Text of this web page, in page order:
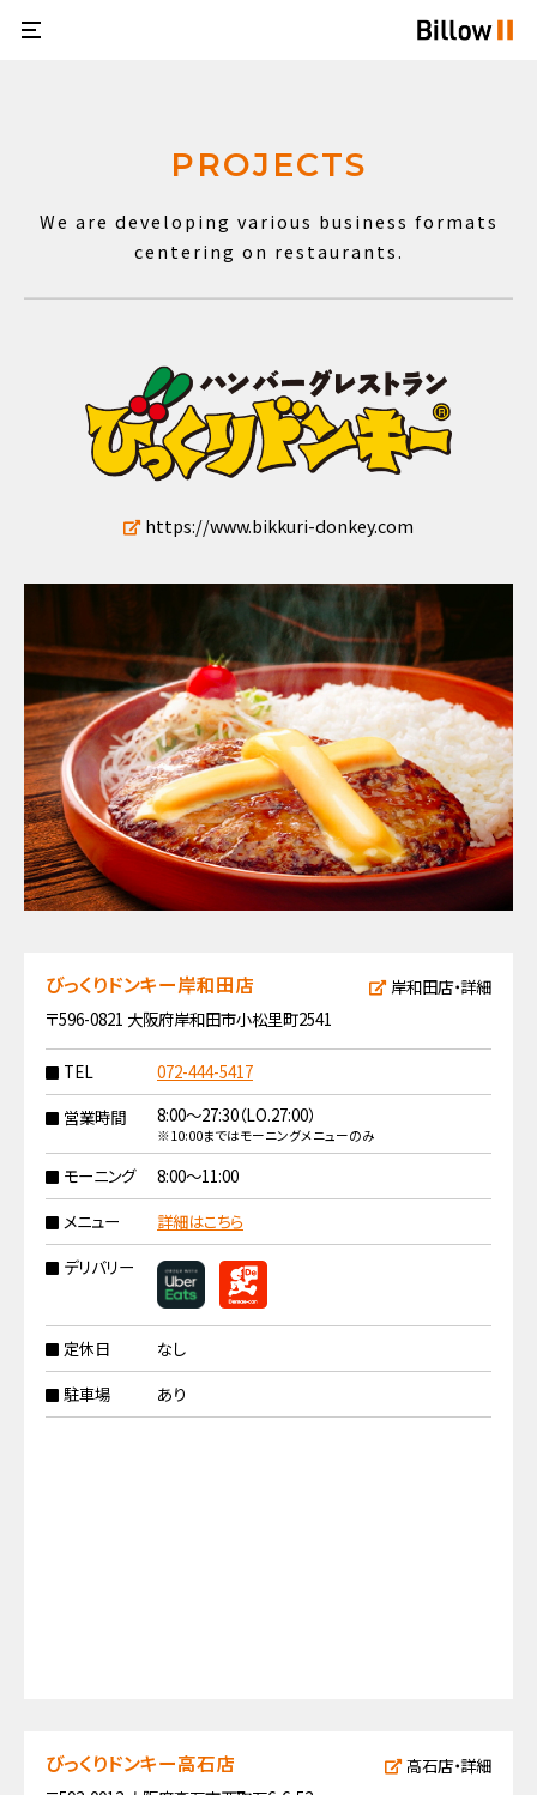
PROJECTS
We are developing various business formats
centering on restaurants.
https://www.bikkuri-donkey.com
びっくりドンキー岸和田店
岸和田店・詳細
〒596-0821 大阪府岸和田市小松里町2541
TEL
072-444-5417
営業時間
8:00〜27:30（LO.27:00）
※10:00まではモーニングメニューのみ
モーニング
8:00〜11:00
メニュー
詳細はこちら
デリバリー
定休日
なし
駐車場
あり
びっくりドンキー高石店
高石店・詳細